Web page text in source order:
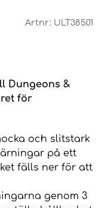
Artnr: ULT38501
Dungeons &
för
och slitstark
på ett
fälls ner för att
genom 3